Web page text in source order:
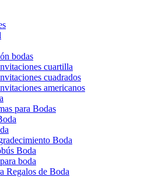
bodas
cuartilla
cuadrados
americanos
para Bodas
Boda
Boda
boda
Regalos de Boda